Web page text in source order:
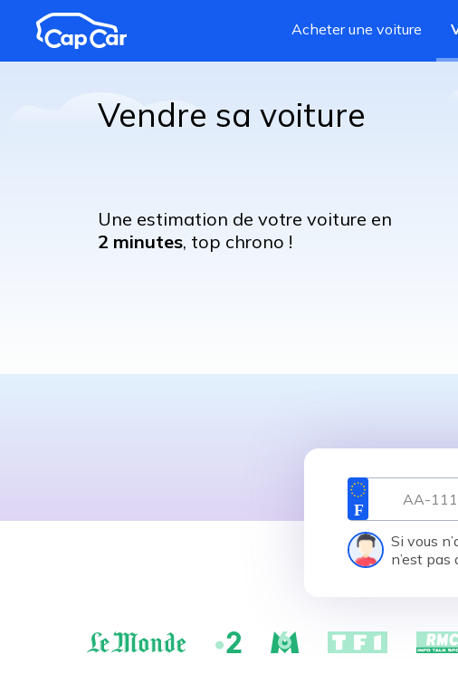
Aller au contenu principal
Acheter une voiture
Vendre sa voiture
Une estimation de votre voiture en
2 minutes, top chrono !
Si vous
n’est